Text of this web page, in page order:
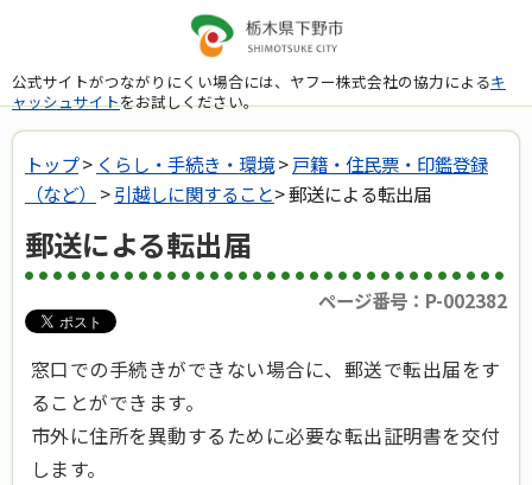
公式サイトがつながりにくい場合には、ヤフー株式会社の協力によるキ
ャッシュサイトをお試しください。
トップ> くらし・手続き・環境>戸籍・住民票・印鑑登録
（など）
>引越しに関すること> 郵送による転出届
郵送による転出届
ページ番号：P-002382
窓口での手続きができない場合に、郵送で転出届をす
ることができます。
市外に住所を異動するために必要な転出証明書を交付
します。